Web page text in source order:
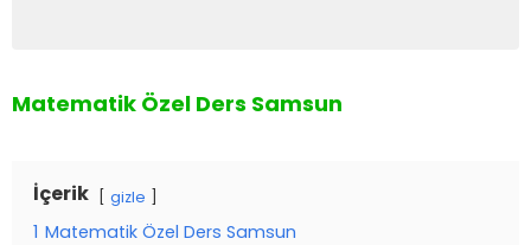
Matematik Özel Ders Samsun
İçerik gizle
1 Matematik Özel Ders Samsun